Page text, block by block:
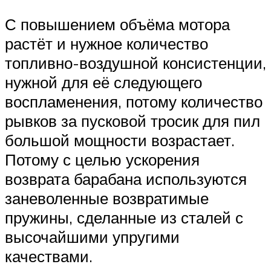
С повышением объёма мотора
растёт и нужное количество
топливно-воздушной консистенции,
нужной для её следующего
воспламенения, потому количество
рывков за пусковой тросик для пил
большой мощности возрастает.
Потому с целью ускорения
возврата барабана используются
заневоленные возвратимые
пружины, сделанные из сталей с
высочайшими упругими
качествами.